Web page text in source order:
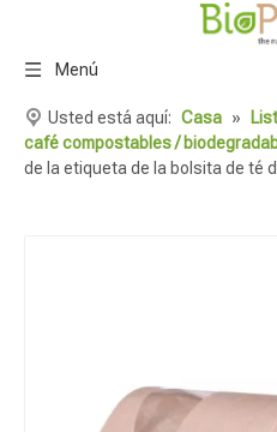
Menú
Usted está aquí: Casa »
café compostables /
de la etiqueta de la bolsita de té